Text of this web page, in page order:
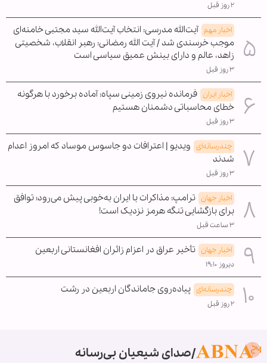
۲ روز قبل
اخبار مهم آیت‌الله مدرسی: انتخاب آیت‌الله سید مجتبی خامنه‌ای
موجب خرسندی شد / آیت الله رمضانی: رهبر انقلاب، شخصیتی
زاهد، عالم و دارای بینش عمیق سیاسی است
۳ روز قبل
اخبار ایران فرمانده نیروی زمینی سپاه: آماده برخورد با هرگونه
خطای محاسباتی دشمنان هستیم
۳ روز قبل
چندرسانه‌ای ویدیو | اعترافات دو جاسوس موساد که امروز اعدام
شدند
۳ روز قبل
اخبار جهان ترامپ: مذاکرات با ایران به‌خوبی پیش می‌رود؛ توافق
برای بازگشایی تنگه هرمز نزدیک است!
۳ ساعت قبل
اخبار جهان تأخیر عراق در اعزام زائران افغانستانی اربعین
دیروز ۱۹:۱۰
چندرسانه‌ای پیاده‌روی جاماندگان اربعین در رشت
۲ روز قبل
صدای شیعیان بی‌رسانه